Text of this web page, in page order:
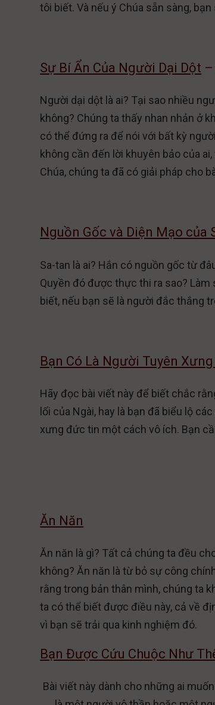
tôi biết. Và nếu ý Chúa sẵn sàng,
Sự Bí Ẩn Của Người Dại Dột
Người dại dột là ai? Tại sao nhiều
không? Chúng ta thấy nhan nhản ở
có thể đứng ra để nói với bất kỳ
không cần đến lời khuyên bảo của
Chúa, chúng ta đã có giải pháp cho
Nguồn Gốc và Diện Mạo của
Sa-tan là ai? Hắn có nguồn gốc từ
Quyền đó được thực thi ra sao?
biết, nếu bạn sẽ là người đắc thắng
Bạn Có Là Người Tuyên
Hãy đọc bài viết này để biết chắc
lối của Ngài, hay là bạn đã biểu lộ
xưng đức tin một cách vô ích. Bạn
Ăn Năn
Ăn năn là gì? Tất cả chúng ta đều
không? Ăn năn là từ bỏ sự công
rằng trong bản thân mình, chúng ta
ta có thể biết được điều này, cả về
vì bạn sẽ trải qua kinh nghiệm đó.
Bạn Được Cứu Chuộc Như
Bài viết này dành cho những ai